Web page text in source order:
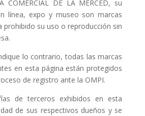
COMERCIAL DE LA MERCED, su
línea, expo y museo son marcas
prohibido su uso o reproducción sin
lo contrario, todas las marcas
en esta página están protegidos
de registro ante la OMPI.
de terceros exhibidos en esta
de sus respectivos dueños y se